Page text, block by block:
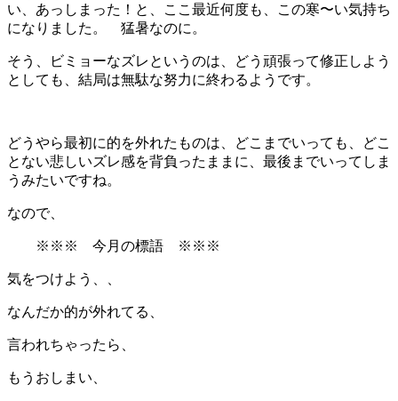
い、あっしまった！と、ここ最近何度も、この寒〜い気持ち
になりました。 猛暑なのに。
そう、ビミョーなズレというのは、どう頑張って修正しよう
としても、結局は無駄な努力に終わるようです。
どうやら最初に的を外れたものは、どこまでいっても、どこ
とない悲しいズレ感を背負ったままに、最後までいってしま
うみたいですね。
なので、
※※※ 今月の標語 ※※※
気をつけよう、、
なんだか的が外れてる、
言われちゃったら、
もうおしまい、